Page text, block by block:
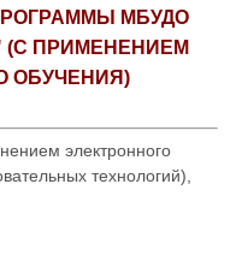
МБУДО
(С ПРИМЕНЕНИЕМ
ОБУЧЕНИЯ)
электронного
технологий),